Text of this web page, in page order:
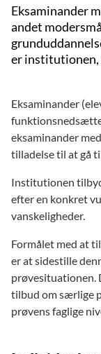
Eksaminander
andet
er
Eksaminander
eksaminander
tilladelse til at gå
Institutionen
efter en konkret
vanskeligheder.
Formålet med at
er at sidestille
prøvesituationen.
tilbud om særlige
prøvens faglige